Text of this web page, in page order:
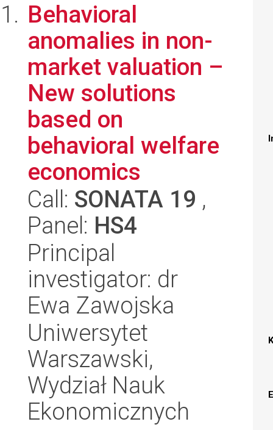
Behavioral
anomalies in non-
market valuation –
New solutions
based on
behavioral welfare
economics
Call: SONATA 19 ,
Panel: HS4
Principal
investigator: dr
Ewa Zawojska
Uniwersytet
Warszawski,
Wydział Nauk
Ekonomicznych